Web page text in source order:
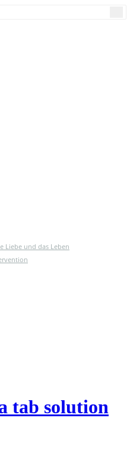
Liebe und das Leben
tab solution